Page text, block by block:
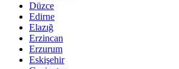
Düzce
Edirne
Elazığ
Erzincan
Erzurum
Eskişehir